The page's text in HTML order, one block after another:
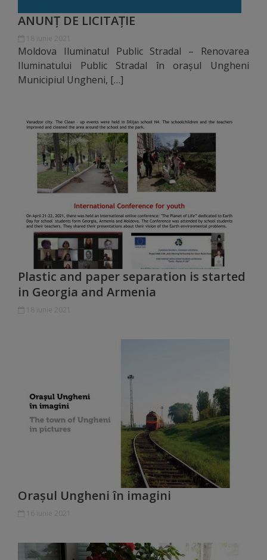
Ungheniul
turistic
Obiective
turistice
Sculpturi
(harta
sculpturilor)
Monumente
arhitecturale
Personalități
marcante
Sportivi
performanță
în
imagini
Galerii
Administrație
ANUNȚ DE LICITAȚIE
Moldova Iluminatul Public Stradal – Renovarea
Iluminatului Public Stradal în orașul Ungheni
Municipiul Ungheni, […]
Plastic and paper separation is started
in Georgia and Armenia
Orașul Ungheni în imagini